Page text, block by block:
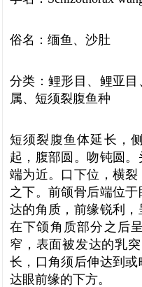
俗名：缅鱼、沙肚
分类：鲤形目、鲤亚
属、短须裂腹鱼种
短须裂腹鱼体延长，
起，腹部圆。吻钝圆
端为近。口下位，横
之下。前颌骨后端位
达的角质，前缘锐利，
在下颌角质部分之后
窄，表面被发达的乳
长，口角须后伸达到
达眼前缘的下方。